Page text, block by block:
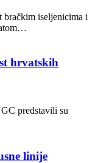
bračkim iseljenicima i
hrvatskih
predstavili su
linije